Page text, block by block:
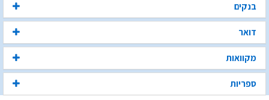
בנקים
דואר
מקוואות
ספריות